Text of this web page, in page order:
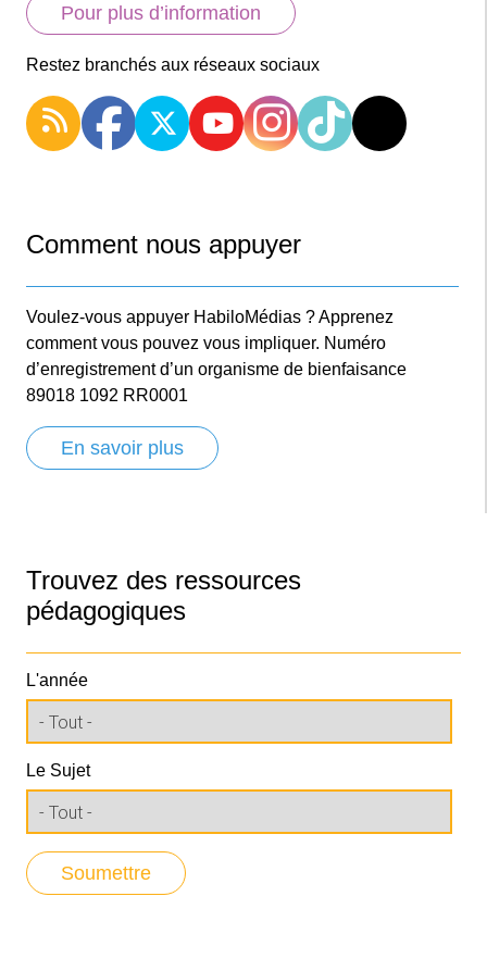
Pour plus d’information
Restez branchés aux réseaux sociaux
Comment nous appuyer
Voulez-vous appuyer HabiloMédias ? Apprenez
comment vous pouvez vous impliquer. Numéro
d’enregistrement d’un organisme de bienfaisance
89018 1092 RR0001
En savoir plus
Trouvez des ressources
pédagogiques
L'année
Le Sujet